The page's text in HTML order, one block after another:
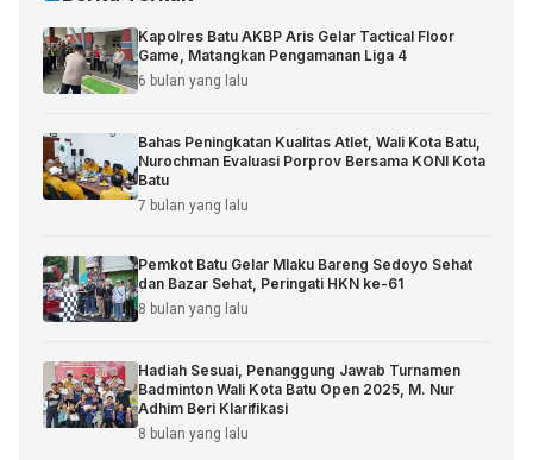
Kapolres Batu AKBP Aris Gelar Tactical Floor
Game, Matangkan Pengamanan Liga 4
6 bulan yang lalu
Bahas Peningkatan Kualitas Atlet, Wali Kota Batu,
Nurochman Evaluasi Porprov Bersama KONI Kota
Batu
7 bulan yang lalu
Pemkot Batu Gelar Mlaku Bareng Sedoyo Sehat
dan Bazar Sehat, Peringati HKN ke-61
8 bulan yang lalu
Hadiah Sesuai, Penanggung Jawab Turnamen
Badminton Wali Kota Batu Open 2025, M. Nur
Adhim Beri Klarifikasi
8 bulan yang lalu